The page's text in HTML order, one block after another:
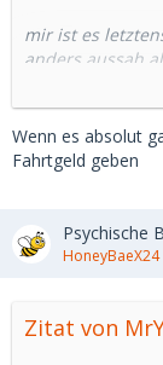
mir ist es
anders aussah
korpulenter.
Wegschicken
Bin da immer
auch nicht
LG H.
Wenn es absolut
Fahrtgeld geben
Psychische
HoneyBaeX24
Zitat von